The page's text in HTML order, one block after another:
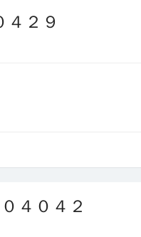
２９
４０４２